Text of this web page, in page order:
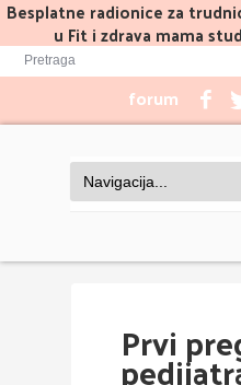
Besplatne radionice za
u Fit i zdrava mama
forum
Prvi